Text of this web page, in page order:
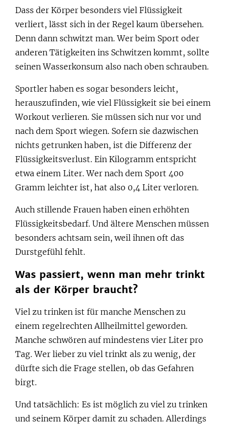
Dass der Körper besonders viel Flüssigkeit
verliert, lässt sich in der Regel kaum übersehen.
Denn dann schwitzt man. Wer beim Sport oder
anderen Tätigkeiten ins Schwitzen kommt, sollte
seinen Wasserkonsum also nach oben schrauben.
Sportler haben es sogar besonders leicht,
herauszufinden, wie viel Flüssigkeit sie bei einem
Workout verlieren. Sie müssen sich nur vor und
nach dem Sport wiegen. Sofern sie dazwischen
nichts getrunken haben, ist die Differenz der
Flüssigkeitsverlust. Ein Kilogramm entspricht
etwa einem Liter. Wer nach dem Sport 400
Gramm leichter ist, hat also 0,4 Liter verloren.
Auch stillende Frauen haben einen erhöhten
Flüssigkeitsbedarf. Und ältere Menschen müssen
besonders achtsam sein, weil ihnen oft das
Durstgefühl fehlt.
Was passiert, wenn man mehr trinkt
als der Körper braucht?
Viel zu trinken ist für manche Menschen zu
einem regelrechten Allheilmittel geworden.
Manche schwören auf mindestens vier Liter pro
Tag. Wer lieber zu viel trinkt als zu wenig, der
dürfte sich die Frage stellen, ob das Gefahren
birgt.
Und tatsächlich: Es ist möglich zu viel zu trinken
und seinem Körper damit zu schaden. Allerdings